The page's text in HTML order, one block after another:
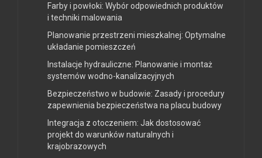
Farby i powłoki: Wybór odpowiednich produktów
i techniki malowania
Planowanie przestrzeni mieszkalnej: Optymalne
układanie pomieszczeń
Instalacje hydrauliczne: Planowanie i montaż
systemów wodno-kanalizacyjnych
Bezpieczeństwo w budowie: Zasady i procedury
zapewnienia bezpieczeństwa na placu budowy
Integracja z otoczeniem: Jak dostosować
projekt do warunków naturalnych i
krajobrazowych